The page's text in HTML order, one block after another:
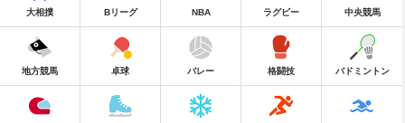
大相撲 Bリーグ NBA ラグビー 中央競馬
地方競馬 卓球 バレー 格闘技 バドミントン